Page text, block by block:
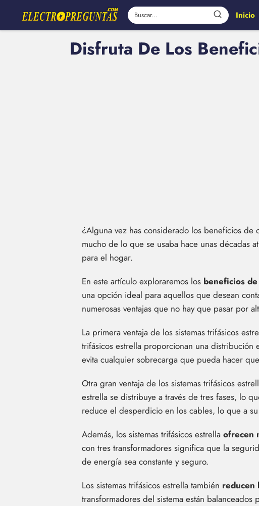
Inicio
Disfruta De Los
¿Alguna vez has considerado los beneficios de
mucho de lo que se usaba hace unas décadas
para el hogar.
En este artículo exploraremos los beneficios
una opción ideal para aquellos que desean
numerosas ventajas que no hay que pasar por
La primera ventaja de los sistemas trifásicos
trifásicos estrella proporcionan una
evita cualquier sobrecarga que pueda hacer
Otra gran ventaja de los sistemas trifásicos
estrella se distribuye a través de tres fases, lo
reduce el desperdicio en los cables, lo que a
Además, los sistemas trifásicos estrella ofrecen
con tres transformadores significa que la
de energía sea constante y seguro.
Los sistemas trifásicos estrella también reducen
transformadores del sistema están